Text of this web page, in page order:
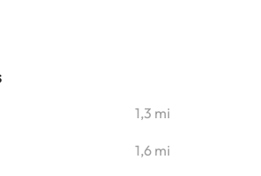
1,3 mi
1,6 mi